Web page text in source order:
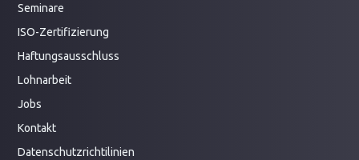
Seminare
ISO-Zertifizierung
Haftungsausschluss
Lohnarbeit
Jobs
Kontakt
Datenschutzrichtilinien